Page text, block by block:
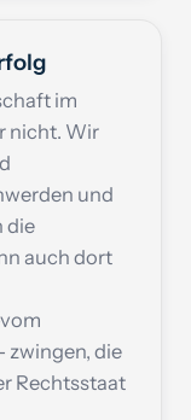
im
nicht. Wir
und
die
auch dort
zwingen, die
Rechtsstaat